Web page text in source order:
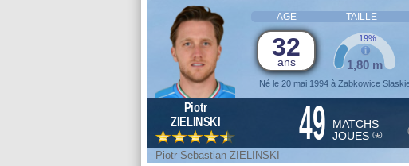
AGE TAILLE
32
ans
Né le 20 mai 1994 à Zabkowice
1,80 m
19%
Piotr
ZIELINSKI
49 MATCHS
JOUES (*)
Piotr Sebastian ZIELINSKI